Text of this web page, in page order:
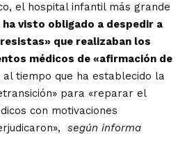
el hospital infantil más grande
ha visto obligado a despedir a
que realizaban los
médicos de «afirmación de
al tiempo que ha establecido la
para «reparar el
con motivaciones
según informa